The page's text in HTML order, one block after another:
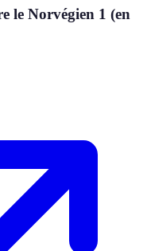
le Norvégien 1 (en